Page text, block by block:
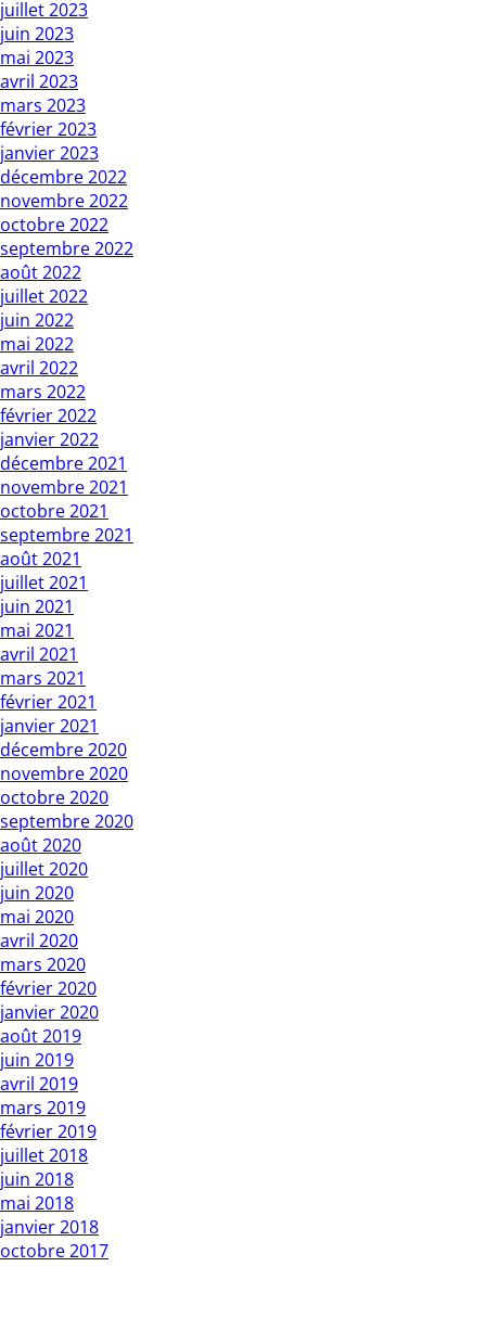
juillet 2023
juin 2023
mai 2023
avril 2023
mars 2023
février 2023
janvier 2023
décembre 2022
novembre 2022
octobre 2022
septembre 2022
août 2022
juillet 2022
juin 2022
mai 2022
avril 2022
mars 2022
février 2022
janvier 2022
décembre 2021
novembre 2021
octobre 2021
septembre 2021
août 2021
juillet 2021
juin 2021
mai 2021
avril 2021
mars 2021
février 2021
janvier 2021
décembre 2020
novembre 2020
octobre 2020
septembre 2020
août 2020
juillet 2020
juin 2020
mai 2020
avril 2020
mars 2020
février 2020
janvier 2020
août 2019
juin 2019
avril 2019
mars 2019
février 2019
juillet 2018
juin 2018
mai 2018
janvier 2018
octobre 2017